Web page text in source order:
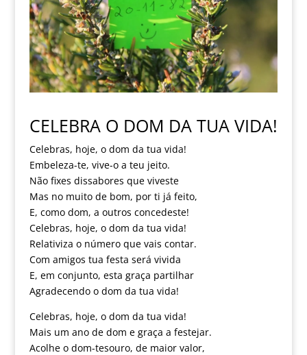
CELEBRA O DOM DA TUA VIDA!
Celebras, hoje, o dom da tua vida!
Embeleza-te, vive-o a teu jeito.
Não fixes dissabores que viveste
Mas no muito de bom, por ti já feito,
E, como dom, a outros concedeste!
Celebras, hoje, o dom da tua vida!
Relativiza o número que vais contar.
Com amigos tua festa será vivida
E, em conjunto, esta graça partilhar
Agradecendo o dom da tua vida!
Celebras, hoje, o dom da tua vida!
Mais um ano de dom e graça a festejar.
Acolhe o dom-tesouro, de maior valor,